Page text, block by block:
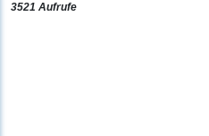
3521 Aufrufe